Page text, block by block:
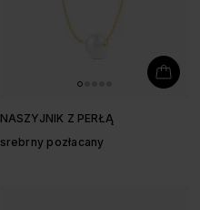
NASZYJNIK Z PERŁĄ
srebrny pozłacany